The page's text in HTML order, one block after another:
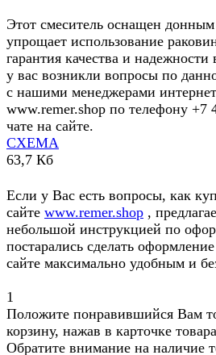
Этот смеситель оснащен
упрощает использование
гарантия качества и
у вас возникли вопросы по
с нашими менеджерами
www.remer.shop по телефону +7
чате на сайте.
СХЕМА
63,7 Кб
Если у Вас есть вопросы, как
сайте www.remer.shop ,
небольшой инструкцией по
постарались сделать
сайте максимально удобным и
1
Положите понравившийся Вам
корзину, нажав в карточке
Обратите внимание на наличие